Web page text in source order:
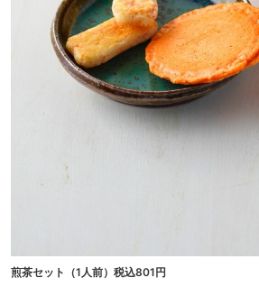
煎茶セット（1人前）税込801円